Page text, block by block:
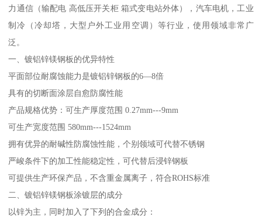
力通信（输配电 高低压开关柜 箱式变电站外体），汽车电机，工业
制冷（冷却塔，大型户外工业用空调）等行业，使用领域非常广
泛。
一、镀铝锌镁钢板的优异特性
平面部位耐腐蚀能力是镀铝锌钢板的6—8倍
具有的切断面涂层自愈防腐性能
产品规格优势：可生产厚度范围 0.27mm---9mm
可生产宽度范围 580mm---1524mm
拥有优异的耐碱性防腐蚀性能，个别领域可代替不锈钢
严峻条件下的加工性能稳定性，可代替后浸锌钢板
可提供生产环保产品，不含重金属离子，符合ROHS标准
二、镀铝锌镁钢板涂镀层的成分
以锌为主，同时加入了下列的合金成分：